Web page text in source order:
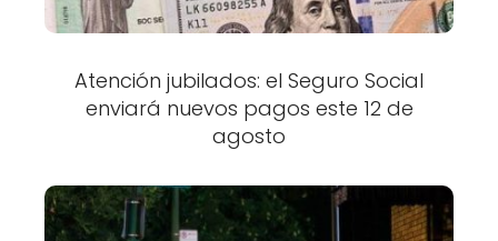
Atención jubilados: el Seguro Social
enviará nuevos pagos este 12 de
agosto